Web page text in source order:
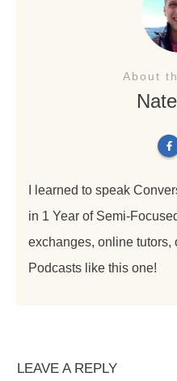
About
I learned to speak
in 1 Year of Semi-
exchanges, online tutors,
Podcasts like this one!
LEAVE A REPLY